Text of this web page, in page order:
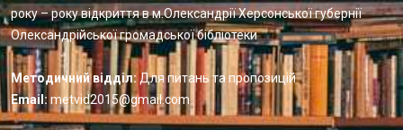
року – року відкриття в м.Олександрії Херсонської губернії
Олександрійської громадської бібліотеки
Методичний відділ: Для питань та пропозицій
Email: metvid2015@gmail.com